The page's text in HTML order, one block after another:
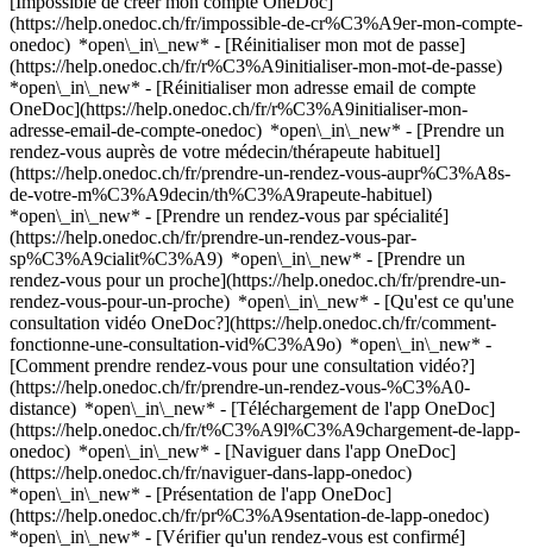
(https://help.onedoc.ch/fr/impossible-de-cr%C3%A9er-mon-compte-
onedoc) *open\_in\_new* - [Réinitialiser mon mot de passe]
(https://help.onedoc.ch/fr/r%C3%A9initialiser-mon-mot-de-passe)
*open\_in\_new* - [Réinitialiser mon adresse email de compte
OneDoc](https://help.onedoc.ch/fr/r%C3%A9initialiser-mon-
adresse-email-de-compte-onedoc) *open\_in\_new* - [Prendre un
rendez-vous auprès de votre médecin/thérapeute habituel]
(https://help.onedoc.ch/fr/prendre-un-rendez-vous-aupr%C3%A8s-
de-votre-m%C3%A9decin/th%C3%A9rapeute-habituel)
*open\_in\_new* - [Prendre un rendez-vous par spécialité]
(https://help.onedoc.ch/fr/prendre-un-rendez-vous-par-
sp%C3%A9cialit%C3%A9) *open\_in\_new* - [Prendre un
rendez-vous pour un proche](https://help.onedoc.ch/fr/prendre-un-
rendez-vous-pour-un-proche) *open\_in\_new* - [Qu'est ce qu'une
consultation vidéo OneDoc?](https://help.onedoc.ch/fr/comment-
fonctionne-une-consultation-vid%C3%A9o) *open\_in\_new* -
[Comment prendre rendez-vous pour une consultation vidéo?]
(https://help.onedoc.ch/fr/prendre-un-rendez-vous-%C3%A0-
distance) *open\_in\_new* - [Téléchargement de l'app OneDoc]
(https://help.onedoc.ch/fr/t%C3%A9l%C3%A9chargement-de-lapp-
onedoc) *open\_in\_new* - [Naviguer dans l'app OneDoc]
(https://help.onedoc.ch/fr/naviguer-dans-lapp-onedoc)
*open\_in\_new* - [Présentation de l'app OneDoc]
(https://help.onedoc.ch/fr/pr%C3%A9sentation-de-lapp-onedoc)
*open\_in\_new* - [Vérifier qu'un rendez-vous est confirmé](https://help.onedoc.ch/fr/v%C3%A9rifier-quun-rendez-vous-est-confirm%C3%A9) *open\_in\_new* - [Annuler un rendez-vous pris en ligne sur OneDoc](https://help.onedoc.ch/fr/annuler-un-rendez-vous-pris-en-ligne-sur-onedoc) *open\_in\_new* - [Je ne reçois pas de confirmation de rendez-vous](https://help.onedoc.ch/fr/je-ne-re%C3%A7ois-pas-de-confirmation-de-rendez-vous) *open\_in\_new* [Voir tous nos articles *open\_in\_new*](https://help.onedoc.ch/fr/) close ## Modifier votre recherche ![Maison avec un signe plus annonçant qu’une consultation peut être effectuée sur place](https://www.onedoc.ch/assets/images/icons/on-site.svg) Sur place ![Caméra avec un symbole lecture annonçant qu’une consultation peut être effectuée à distance en vidéo](https://www.onedoc.ch/assets/images/icons/remote.svg) À distance Rechercher #### Spécialités #### Praticiens #### Établissements edit Gynécologue obstétricien à Sursee tune Filtrer par Nouveaux patients*keyboard\_arrow\_down* - Acceptés*check\_circle* Langue parlée*keyboard\_arrow\_down* - Allemand*check\_circle* - Anglais*check\_circle* - Arabe*check\_circle* - Bosniaque*check\_circle* - Bulgare*check\_circle* - Croate*check\_circle* - Espagnol*check\_circle* - Finnois*check\_circle* - Français*check\_circle* - Grec*check\_circle* - Hongrois*check\_circle* - Italien*check\_circle* - Macédonien*check\_circle* - Norvégien*check\_circle* - Néerlandais*check\_circle* - Persan*check\_circle* - Polonais*check\_circle* - Portugais*check\_circle* - Roumain*check\_circle* - Russe*check\_circle* - Serbe*check\_circle* - Slovaque*check\_circle* - Slovène*check\_circle* - Tchèque*check\_circle* - Turc*check\_circle* - Ukrainien*check\_circle* - Vietnamien*check\_circle* Sexe*keyboard\_arrow\_down* - Femme*check\_circle* - Homme*check\_circle* Réseau*keyboard\_arrow\_down* - Hirslanden*check\_circle* - mediX*check\_circle* Disponibilité*keyboard\_arrow\_down* - Disponible aujourdhui*check\_circle* - Dans les 3 prochains jours*check\_circle* - Dans les 7 prochains jours*check\_circle* - Dans les 14 prochains jours*check\_circle* # Gynécologue obstétricien à Sursee: prenez rendez-vous en ligne aujourd'hui ## 12 résultats à Sursee [![Dr. med. Málna Makai, gynécologue obstétricienne à Sursee](https://assets.onedoc.ch/images/users/3d18936f6acbd41505aadd04242b238d1cff8f78e0a6cc5bc29a9735203a388f-small.jpg "Dr. med. Málna Makai, gynécologue obstétricienne à Sursee")](https://www.onedoc.ch/fr/gynecologue-obstetricienne/sursee/pcz4t/dr-med-malna-makai) ### [Dr. med. Málna Makai](https://www.onedoc.ch/fr/gynecologue-obstetricienne/sursee/pcz4t/dr-med-malna-makai) ![Badge indiquant un profil vérifié](https://www.onedoc.ch/assets/images/icons/checkmark.svg) Gynécologue obstétricienne [Frauenzentrum Sursee](https://www.onedoc.ch/fr/cabinet-medical/sursee/e8iu/frauenzentrum-sursee) Centralstrasse 14a 6210 Sursee ![Icône patient avec un signe plus annonçant que le professionnel accepte de nouveaux patients](https://www.onedoc.ch/assets/images/icons/new-patients.svg)Accepte les nouveaux patients [Réserver un RDV](https://www.onedoc.ch/fr/gynecologue-obstetricienne/sursee/pcz4t/dr-med-malna-makai) Expertises:[Dépistage du HPV | Frottis](https://www.onedoc.ch/fr/depistage-du-hpv-frottis/sursee), [Contraception](https://www.onedoc.ch/fr/contraception/sursee), [Check-up sanguin](https://www.onedoc.ch/fr/check-up-sanguin/sursee)Voir plus *chevron\_left* mar. 04 août *chevron\_right* Voir plus de rendez-vous *error\_outline* Une erreur s'est produite lors du chargement des disponibilités [Réessayer](https://www.onedoc.ch) Expertises:[Dépistage du HPV | Frottis](https://www.onedoc.ch/fr/depistage-du-hpv-frottis/sursee), [Contraception](https://www.onedoc.ch/fr/contraception/sursee), [Check-up sanguin](https://www.onedoc.ch/fr/check-up-sanguin/sursee)Voir plus [![Dr. med. Marie-Gabrielle Oldendorf, gynécologue obstétricienne à Sursee](https://assets.onedoc.ch/images/users/aba73651aea9a7c8d43561e4a949261dadda94a29b9aa5e39be29b9d0270524a-small.jpg "Dr. med. Marie-Gabrielle Oldendorf, gynécologue obstétricienne à Sursee")](https://www.onedoc.ch/fr/gynecologue-obstetricienne/sursee/pc2pn/dr-med-marie-gabrielle-oldendorf) ### [Dr. med. Marie-Gabrielle Oldendorf](https://www.onedoc.ch/fr/gynecologue-obstetricienne/sursee/pc2pn/dr-med-marie-gabrielle-oldendorf) ![Badge indiquant un profil vérifié](https://www.onedoc.ch/assets/images/icons/checkmark.svg) Gynécologue obstétricienne [Frauenärztinnen Sursee](https://www.onedoc.ch/fr/cabinet-medical/sursee/ebetd/frauenarztinnen-sursee) Spitalstrasse 18 6210 Sursee ![Icône patient avec un signe plus annonçant que le professionnel accepte de nouveaux patients](https://www.onedoc.ch/assets/images/icons/new-patients.svg)Accepte les nouveaux patients [Réserver un RDV](https://www.onedoc.ch/fr/gynecologue-obstetricienne/sursee/pc2pn/dr-med-marie-gabrielle-oldendorf) Expertises:[Endométriose](https://www.onedoc.ch/fr/endometriose/sursee), [Suivi de grossesse](https://www.onedoc.ch/fr/suivi-de-grossesse/sursee), [Contraception](https://www.onedoc.ch/fr/contraception/sursee), [Ménopause](https://www.onedoc.ch/fr/menopause/sursee), [Échographie prénatale](https://www.onedoc.ch/fr/echographie-prenatale/sursee), [Urgence gynécologique](https://www.onedoc.ch/fr/urgence-gynecologique/sursee), [Bilan hormonal](https://www.onedoc.ch/fr/bilan-hormonal/sursee), [Stérilet](https://www.onedoc.ch/fr/sterilet/sursee), [Cancer du sein](https://www.onedoc.ch/fr/cancer-du-sein/sursee)Voir plus *chevron\_left* mar. 04 août *chevron\_right* Voir plus de rendez-vous *error\_outline* Une erreur s'est produite lors du chargement des disponibilités [Réessayer](https://www.onedoc.ch) Expertises:[Endométriose](https://www.onedoc.ch/fr/endometriose/sursee), [Suivi de grossesse](https://www.onedoc.ch/fr/suivi-de-grossesse/sursee), [Contraception](https://www.onedoc.ch/fr/contraception/sursee), [Ménopause](https://www.onedoc.ch/fr/menopause/sursee), [Échographie prénatale](https://www.onedoc.ch/fr/echographie-prenatale/sursee), [Urgence gynécologique](https://www.onedoc.ch/fr/urgence-gynecologique/sursee), [Bilan hormonal](https://www.onedoc.ch/fr/bilan-hormonal/sursee), [Stérilet](https://www.onedoc.ch/fr/sterilet/sursee), [Cancer du sein](https://www.onedoc.ch/fr/cancer-du-sein/sursee)Voir plus [![Dr. med. Margarinta-Meda Munshi, gynécologue obstétricienne à Sursee](https://assets.onedoc.ch/images/users/83996c29030cbf774a0c024f7b399ea15450755992bf611be36048475eebe40d-small.jpg "Dr. med. Margarinta-Meda Munshi, gynécologue obstétricienne à Sursee")](https://www.onedoc.ch/fr/gynecologue-obstetricienne/sursee/pczcb/dr-med-margarinta-meda-munshi) ### [Dr. med. Margarinta-Meda Munshi](https://www.onedoc.ch/fr/gynecologue-obstetricienne/sursee/pczcb/dr-med-margarinta-meda-munshi) ![Badge indiquant un profil vérifié](https://www.onedoc.ch/assets/images/icons/checkmark.svg) Gynécologue obstétricienne [Frauenpraxis Sursee](https://www.onedoc.ch/fr/cabinet-medical/sursee/ebdp9/frauenpraxis-sursee) Christoph-Schnyder-Strasse 1C 6210 Sursee ![Icône patient avec un signe plus annonçant que le professionnel accepte de nouveaux patients](https://www.onedoc.ch/assets/images/icons/new-patients.svg)Accepte les nouveaux patients [Réserver un RDV](https://www.onedoc.ch/fr/gynecologue-obstetricienne/sursee/pczcb/dr-med-margarinta-meda-munshi) *chevron\_left* mar. 04 août *chevron\_right* Voir plus de rendez-vous *error\_outline* Une erreur s'est produite lors du chargement des disponibilités [Réessayer](https://www.onedoc.ch) [![Dr. med. Kathrin Gschwendtner, gynécologue obstétricienne à Sursee](https://assets.onedoc.ch/images/users/0201eb3963d1445762a005c8edb05473acd37f32e2313c467b766faf56c99f4c-small.png "Dr. med. Kathrin Gschwendtner, gynécologue obstétricienne à Sursee")](https://www.onedoc.ch/fr/gynecologue-obstetricienne/sursee/pc2pm/dr-med-kathrin-gschwendtner) ### [Dr. med. Kathrin Gschwendtner](https://www.onedoc.ch/fr/gynecologue-obstetricienne/sursee/pc2pm/dr-med-kathrin-gschwendtner) ![Badge indiquant un profil vérifié](https://www.onedoc.ch/assets/images/icons/checkmark.svg) Gynécologue obstétricienne [Frauenärztinnen Sursee](https://www.onedoc.ch/fr/cabinet-medical/sursee/ebetd/frauenarztinnen-sursee) Spitalstrasse 18 6210 Sursee ![Icône patient avec un signe plus annonçant que le professionnel accepte de nouveaux patients](https://www.onedoc.ch/assets/images/icons/new-patients.svg)Accepte les nouveaux patients [Réserver un RDV](https://www.onedoc.ch/fr/gynecologue-obstetricienne/sursee/pc2pm/dr-med-kathrin-gschwendtner) Expertises:[Endométriose](https://www.onedoc.ch/fr/endometriose/sursee), [Consultant en lactation IBCLC](https://www.onedoc.ch/fr/consultant-en-lactation-ibclc/sursee), [Gynécologie de l’enfant | Gynécologie de l’adolescente](https://www.onedoc.ch/fr/gynecologie-de-l-enfant-gynecologie-de-l-adolescente/sursee), [Suivi de grossesse](https://www.onedoc.ch/fr/suivi-de-grossesse/sursee), [Maladies Sexuellement Transmissibles | Infections Sexuellement Transmissibles (MST/IST)](https://www.onedoc.ch/fr/maladies-sexuellement-transmissibles-infections-sexuellement-transmissibles-mst-ist/sursee), [Stérilet](https://www.onedoc.ch/fr/sterilet/sursee), [Contraception](https://www.onedoc.ch/fr/contraception/sursee), [Ménopause](https://www.onedoc.ch/fr/menopause/sursee), [Allaitement](https://www.onedoc.ch/fr/allaitement/sursee), [Échographie prénatale](https://www.onedoc.ch/fr/echographie-prenatale/sursee)Voir plus Expertises:[Endométriose](https://www.onedoc.ch/fr/endometriose/sursee), [Consultant en lactation IBCLC](https://www.onedoc.ch/fr/consultant-en-lactation-ibclc/sursee), [Gynécologie de l’enfant | Gynécologie de l’adolescente](https://www.onedoc.ch/fr/gynecologie-de-l-enfant-gynecologie-de-l-adolescente/sursee), [Suivi de grossesse](https://www.onedoc.ch/fr/su